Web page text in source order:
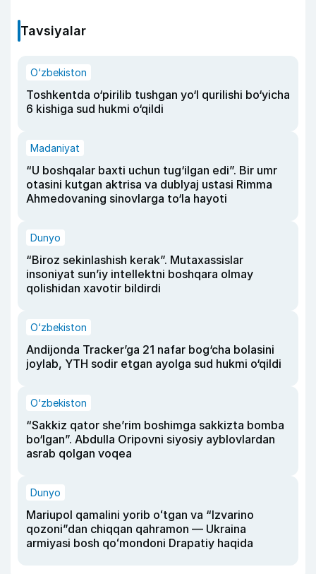
Tavsiyalar
O‘zbekiston
Toshkentda o‘pirilib tushgan yo‘l qurilishi bo‘yicha
6 kishiga sud hukmi o‘qildi
Madaniyat
“U boshqalar baxti uchun tug‘ilgan edi”. Bir umr
otasini kutgan aktrisa va dublyaj ustasi Rimma
Ahmedovaning sinovlarga to‘la hayoti
Dunyo
“Biroz sekinlashish kerak”. Mutaxassislar
insoniyat sun’iy intellektni boshqara olmay
qolishidan xavotir bildirdi
O‘zbekiston
Andijonda Tracker’ga 21 nafar bog‘cha bolasini
joylab, YTH sodir etgan ayolga sud hukmi o‘qildi
O‘zbekiston
“Sakkiz qator she’rim boshimga sakkizta bomba
bo‘lgan”. Abdulla Oripovni siyosiy ayblovlardan
asrab qolgan voqea
Dunyo
Mariupol qamalini yorib oʻtgan va “Izvarino
qozoni”dan chiqqan qahramon — Ukraina
armiyasi bosh qoʻmondoni Drapatiy haqida